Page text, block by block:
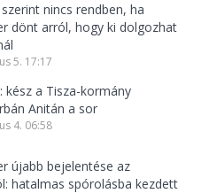
nincs rendben, ha
dönt arról, hogy ki dolgozhat
5. 17:17
kész a Tisza-kormány
Anitán a sor
4. 06:58
újabb bejelentése az
hatalmas spórolásba kezdett